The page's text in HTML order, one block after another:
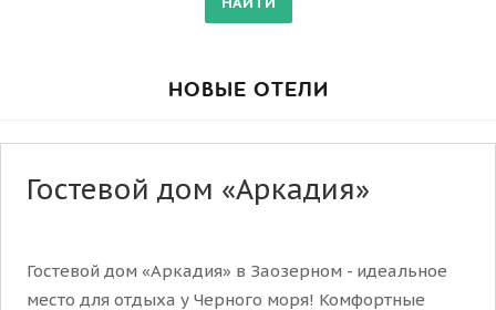
НОВЫЕ ОТЕЛИ
Гостевой дом «Аркадия»
Гостевой дом «Аркадия» в Заозерном - идеальное
место для отдыха у Черного моря! Комфортные